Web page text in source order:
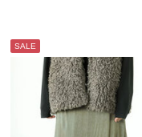
SALE